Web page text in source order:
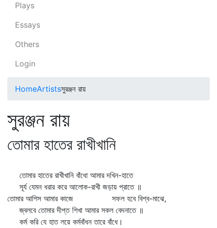
Plays
Essays
Others
Login
HomeArtistsসুরঞ্জন রায়
সুরঞ্জন রায়
তোমার হাতের রাখীখানি
তোমার হাতের রাখীখানি বাঁধো আমার দখিন-হাতে
সূর্য যেমন ধরার করে আলোক-রাখী জড়ায় প্রাতে ॥
তোমার আশিস আমার কাজে সফল হবে বিশ্ব-মাঝে,
জ্বলবে তোমার দীপ্ত শিখা আমার সকল বেদনাতে ॥
কর্ম করি যে হাত লয়ে কর্মবাঁধন তারে বাঁধে।